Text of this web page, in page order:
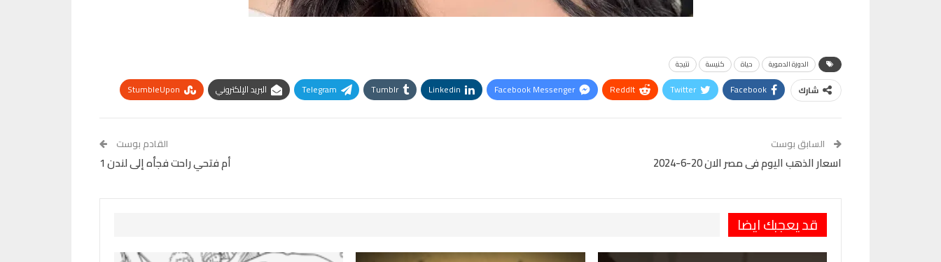
الدورة الدموية حياة كنيسة نتيجة
شارك Facebook
Twitter
ReddIt
Facebook Messenger
Linkedin
Tumblr
Telegram البريد الإلكتروني
StumbleUpon
السابق بوست
اسعار الذهب اليوم فى مصر الان 20-6-2024
القادم بوست
أم فتحي راحت فجأه إلى لندن 1
قد يعجبك ايضا